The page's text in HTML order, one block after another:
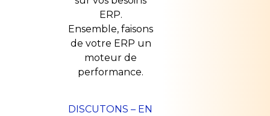
ERP.
Ensemble, faisons
de votre ERP un
moteur de
performance.
DISCUTONS – EN